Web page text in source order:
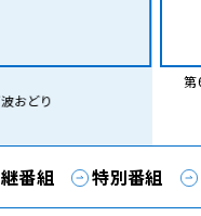
おどり
第
番組 特別番組